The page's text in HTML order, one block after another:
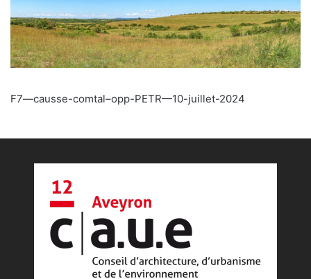
F7—causse-comtal–opp-PETR—10-juillet-2024